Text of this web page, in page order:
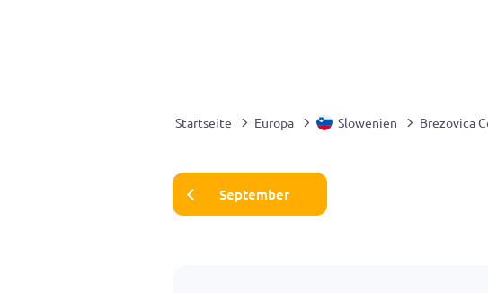
Startseite Europa Slowenien Brezovica
September